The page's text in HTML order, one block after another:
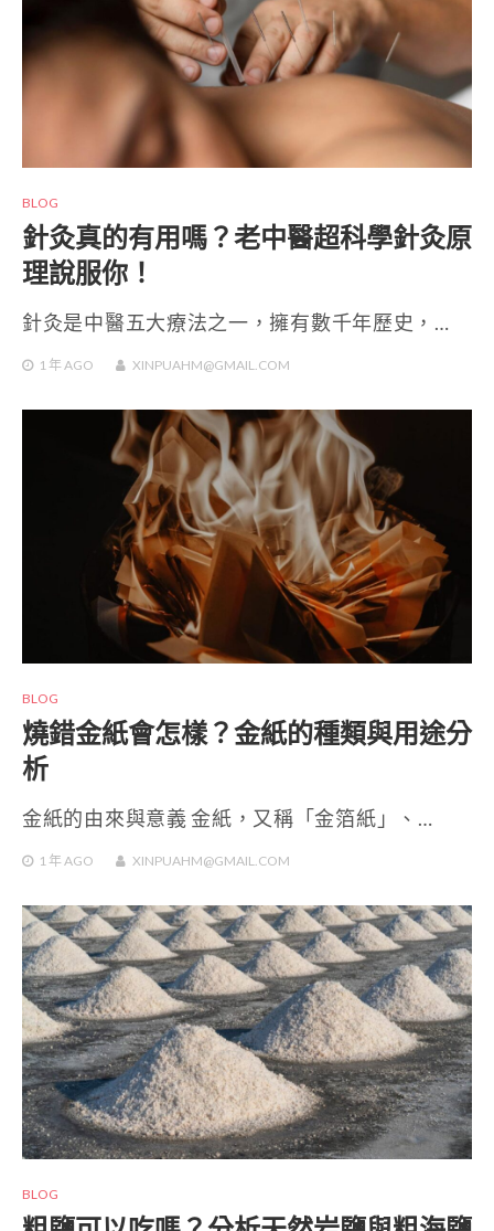
BLOG
針灸真的有用嗎？老中醫超科學針灸原
理說服你！
針灸是中醫五大療法之一，擁有數千年歷史，…
1 年 AGO XINPUAHM@GMAIL.COM
BLOG
燒錯金紙會怎樣？金紙的種類與用途分
析
金紙的由來與意義 金紙，又稱「金箔紙」、…
1 年 AGO XINPUAHM@GMAIL.COM
BLOG